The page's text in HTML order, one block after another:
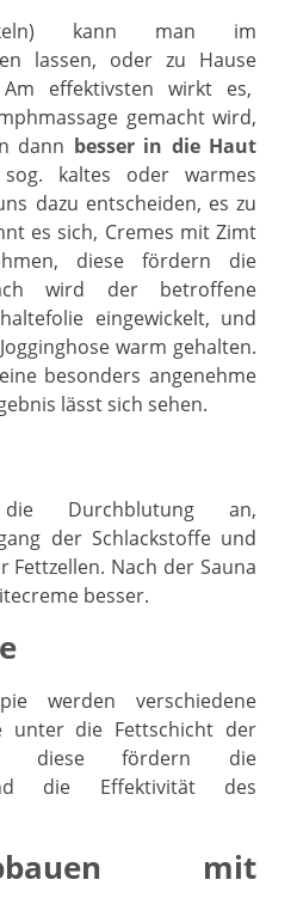
kann man im
lassen, oder zu Hause
effektivsten wirkt es,
gemacht wird,
dann besser in die Haut
kaltes oder warmes
dazu entscheiden, es zu
es sich, Cremes mit Zimt
diese fördern die
wird der betroffene
eingewickelt, und
warm gehalten.
besonders angenehme
lässt sich sehen.
Durchblutung an,
der Schlackstoffe und
Nach der Sauna
besser.
werden verschiedene
unter die Fettschicht der
diese fördern die
die Effektivität des
mit